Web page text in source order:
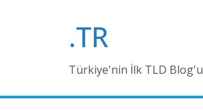
.TR
Türkiye'nin İlk TLD Blog'u